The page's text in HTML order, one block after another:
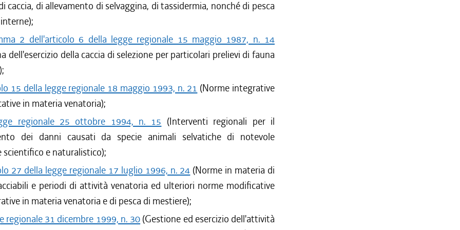
2017 al 31/12/2017
al 26/07/2017
al 31/03/2017
2016 al 31/12/2016
2016 al 12/08/2016
al 31/05/2016
2016 al 31/03/2016
2015 al 16/03/2016
al 31/03/2015
al 28/01/2015
al 31/03/2014
2013 al 07/08/2013
2012 al 31/03/2013
2012 al 16/08/2012
al 31/03/2012
caccia, di allevamento di selvaggina, di tassidermia, nonché di pesca
2 dell'articolo 6 della legge regionale 15 maggio 1987, n. 14
dell'esercizio della caccia di selezione per particolari prelievi di fauna
15 della legge regionale 18 maggio 1993, n. 21 (Norme integrative
in materia venatoria);
regionale 25 ottobre 1994, n. 15 (Interventi regionali per il
dei danni causati da specie animali selvatiche di notevole
scientifico e naturalistico);
27 della legge regionale 17 luglio 1996, n. 24 (Norme in materia di
e periodi di attività venatoria ed ulteriori norme modificative
in materia venatoria e di pesca di mestiere);
regionale 31 dicembre 1999, n. 30 (Gestione ed esercizio dell'attività